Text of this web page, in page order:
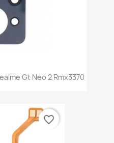
Gt Neo 2 Rmx3370
favorite_border